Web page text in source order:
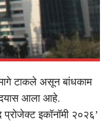
मागे टाकले असून बांधकाम
उदयास आला आहे.
इकॉनॉमी २०२६’